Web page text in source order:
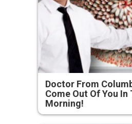
Doctor From
Come Out Of You In
Morning!